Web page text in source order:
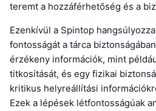
teremt a hozzáférhetőség és a
Ezenkívül a Spintop
fontosságát a tárca
érzékeny információk, mint
titkosítását, és egy fizikai
kritikus helyreállítási
Ezek a lépések létfontosságúak